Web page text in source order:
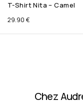
T-Shirt Nita – Camel
29.90 €
Chez